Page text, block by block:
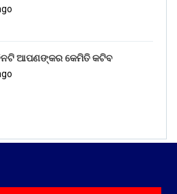
ଆପଣଙ୍କର କେମିତି କଟିବ